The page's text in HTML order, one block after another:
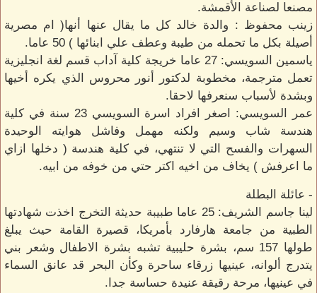
مصنعا لصناعة الأقمشة.
زينب محفوظ : والدة خالد كل ما يقال عنها أنها( ام مصرية
أصيلة بكل ما تحمله من طيبة وعطف علي ابنائها ) 50 عاما.
ياسمين السويسي: 27 عاما خريجة كلية آداب قسم لغة انجليزية
تعمل مترجمة، مخطوبة لدكتور أنور محروس الذي يكره أخيها
وبشدة لأسباب سنعرفها لاحقا.
عمر السويسي: اصغر افراد اسرة السويسي 23 سنة في كلية
هندسة شاب وسيم ولكنه مهمل وفاشل هوايته الوحيدة
السهرات والفسح التي لا تنتهي، في كلية هندسة ( دخلها ازاي
ما اعرفش ) يخاف من اخيه اكتر حتي من خوفه من ابيه.
- عائلة البطلة
لينا جاسم الشريف: 25 عاما طبيبة حديثة التخرج اخذت شهادتها
الطبية من جامعة هارفارد بأمريكا، قصيرة القامة حيث يبلغ
طولها 157 سم، بشرة حليبية تشبه بشرة الاطفال وشعر بني
يتدرج ألوانه، عينيها زرقاء ساحرة وكأن البحر قد عانق السماء
في عينيها، مرحة رقيقة عنيدة حساسة جدا.